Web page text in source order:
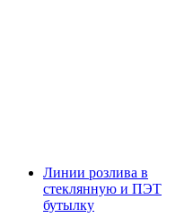
Линии розлива в
стеклянную и ПЭТ
бутылку